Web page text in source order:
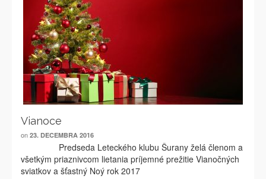
Vianoce
on 23. DECEMBRA 2016
Predseda Leteckého klubu Šurany želá členom a
všetkým priaznivcom lietania príjemné prežitie Vianočných
sviatkov a šťastný Noý rok 2017